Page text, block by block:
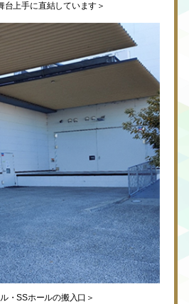
台上手に直結しています＞
・SSホールの搬入口＞